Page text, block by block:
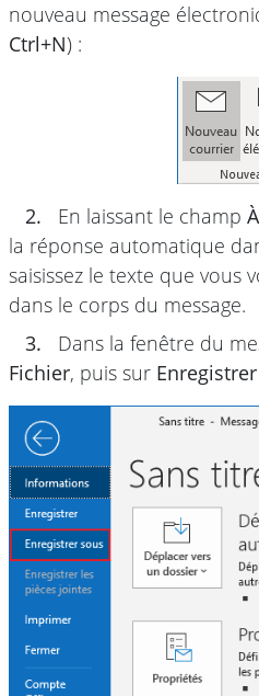
nouveau message
Ctrl+N) :
2. En laissant le champ À
la réponse automatique
saisissez le texte que vous
dans le corps du message.
3.
Dans la fenêtre du
Fichier, puis sur